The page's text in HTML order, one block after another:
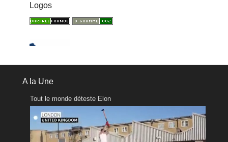
Logos
A la Une
Tout le monde déteste Elon